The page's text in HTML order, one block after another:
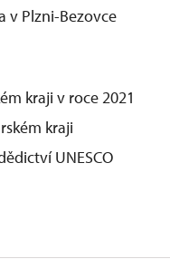
v Plzni-Bezovce
kraji v roce 2021
kraji
UNESCO